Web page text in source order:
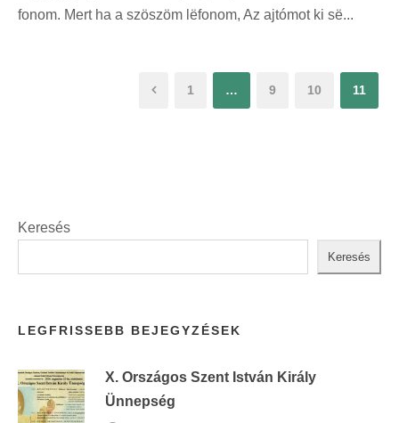
fonom. Mert ha a szöszöm lëfonom, Az ajtómot ki së...
1 … 9 10 11
Keresés
Keresés
LEGFRISSEBB BEJEGYZÉSEK
X. Országos Szent István Király
Ünnepség